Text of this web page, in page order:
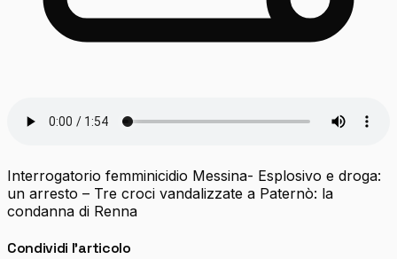
Interrogatorio femminicidio Messina- Esplosivo e droga:
un arresto – Tre croci vandalizzate a Paternò: la
condanna di Renna
Condividi l'articolo